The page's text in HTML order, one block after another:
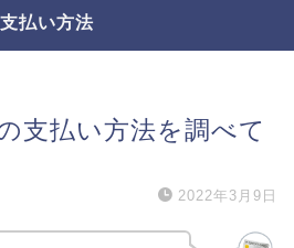
支払い方法
支払い方法を調べて
2022年3月9日